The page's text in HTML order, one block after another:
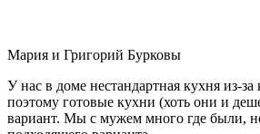
Мария и Григорий Бурковы
У нас в доме нестандартная кухня из-
поэтому готовые кухни (хоть они и
вариант. Мы с мужем много где были,